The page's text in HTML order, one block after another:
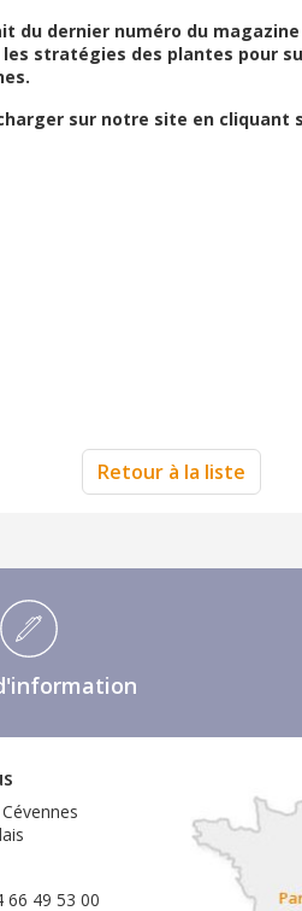
du dernier numéro du magazine
stratégies des plantes pour
sur notre site en cliquant
Retour à la liste
66 49 53 00